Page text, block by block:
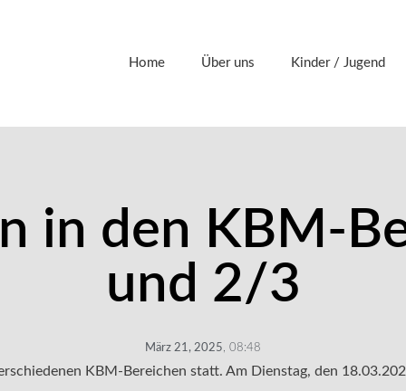
Home Über uns Kinder / Jugend
in den KBM-
und 2/3
März 21, 2025, 08:48
KBM-Bereichen statt. Am Dienstag, den